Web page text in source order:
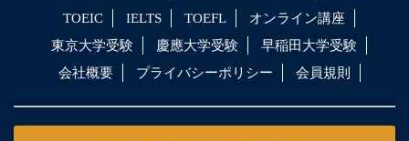
TOEIC
IELTS TOEFL
オンライン講座
東京大学受験
慶應大学受験
早稲田大学受験
会社概要
プライバシーポリシー 会員規則